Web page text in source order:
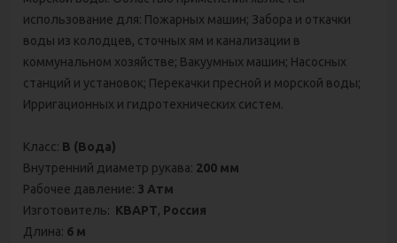
использование для: Пожарных машин; Забора и откачки
воды из колодцев, сточных ям и канализации в
коммунальном хозяйстве; Вакуумных машин; Насосных
станций и установок; Перекачки пресной и морской воды;
Ирригационных и гидротехнических систем.
Класс: В (Вода)
Внутренний диаметр рукава: 200 мм
Рабочее давление: 3 Атм
Изготовитель: КВАРТ, Россия
Длина: 6 м